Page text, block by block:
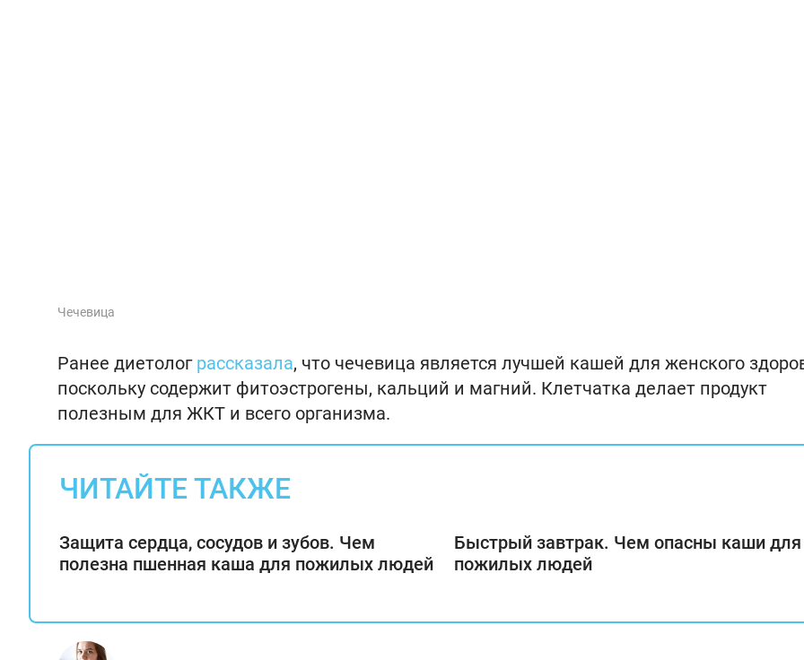
Чечевица
Ранее диетолог рассказала, что чечевица является лучшей кашей для женского
поскольку содержит фитоэстрогены, кальций и магний. Клетчатка делает продукт
полезным для ЖКТ и всего организма.
ЧИТАЙТЕ ТАКЖЕ
Защита сердца, сосудов и зубов. Чем
полезна пшенная каша для пожилых людей
Быстрый завтрак. Чем опасны каши для
пожилых людей